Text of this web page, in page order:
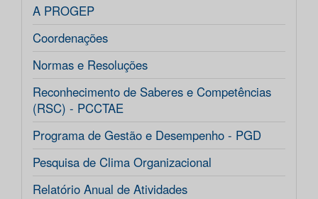
A PROGEP
Coordenações
Normas e Resoluções
Reconhecimento de Saberes e Competências
(RSC) - PCCTAE
Programa de Gestão e Desempenho - PGD
Pesquisa de Clima Organizacional
Relatório Anual de Atividades